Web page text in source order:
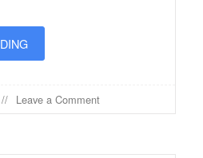
Leave a Commenton
Bốn